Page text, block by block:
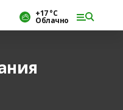
+17 °С
Облачно